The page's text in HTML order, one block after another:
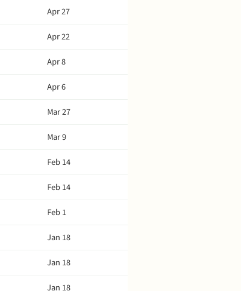
Apr 27
Apr 22
Apr 8
Apr 6
Mar 27
Mar 9
Feb 14
Feb 14
Feb 1
Jan 18
Jan 18
Jan 18